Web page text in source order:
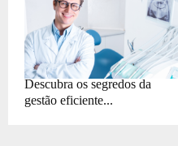
Descubra os segredos da
gestão eficiente...